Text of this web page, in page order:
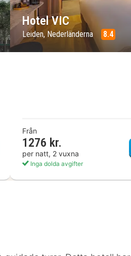
Leiden
Hotel VIC
Leiden, Nederländerna 8.4
Från
1276 kr.
per natt, 2 vuxna
Inga dolda avgifter